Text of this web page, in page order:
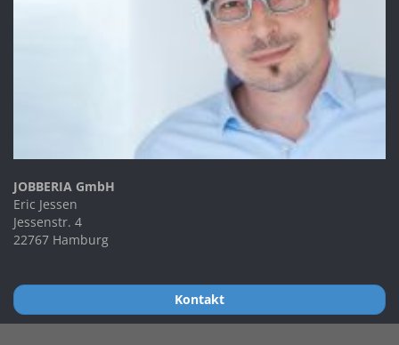
JOBBERIA GmbH
Eric Jessen
Jessenstr. 4
22767 Hamburg
Kontakt